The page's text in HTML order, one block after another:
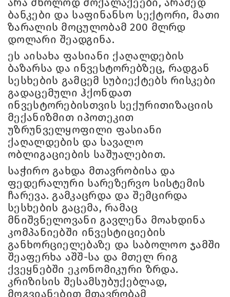
ბანკები და საფინანსო სექტორი, მათი
ზარალის მოცულობამ 200 მლრდ
დოლარი შეადგინა.
ეს აისახა ფასიანი ქაღალდების
ბაზარსა და ინვესტორებზეც, რადგან
სესხების გამცემ სუბიექტებს რისკები
გადაცემული ჰქონდათ
ინვესტორებისთვის სექურითიზაციის
მექანიზმით იპოთეკით
უზრუნველყოფილი ფასიანი
ქაღალდების და სავალო
ობლიგაციების საშუალებით.
საჭირო გახდა მთავრობისა და
ფედერალური სარეზერვო სისტემის
ჩარევა. გამკაცრდა და შემცირდა
სესხების გაცემა, რამაც
მნიშვნელოვანი გავლენა მოახდინა
კომპანიებში ინვესტიციების
განხორციელებაზე და საბოლოო ჯამში
შეაფერხა აშშ-სა და მთელ რიგ
ქვეყნებში ეკონომიკური ზრდა.
კრიზისის შესამსუბუქებლად,
მოგვიანებით მთავრობამ